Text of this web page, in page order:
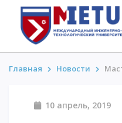
АБИТУРИЕНТАМ
Главная Новости
10 апрель,